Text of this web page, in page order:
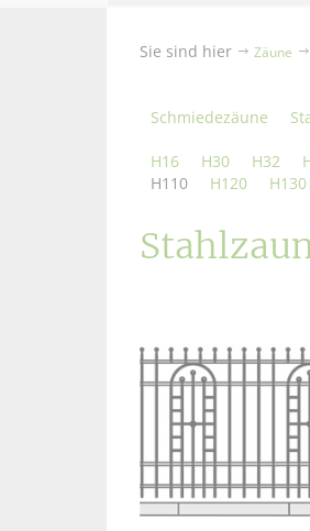
Sie sind hier Zäune
Schmiedezäune
H16 H30 H32
H110
H120 H130